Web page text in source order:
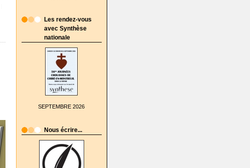
Les rendez-vous
avec Synthèse
nationale
SEPTEMBRE 2026
Nous écrire...